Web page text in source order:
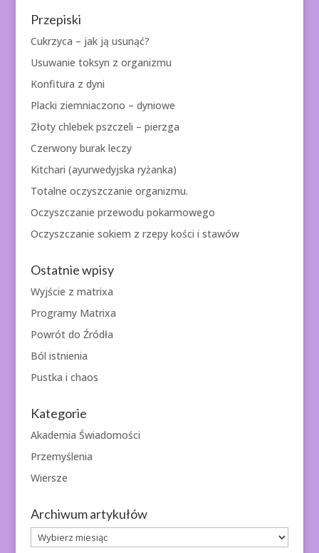
Przepiski
Cukrzyca – jak ją usunąć?
Usuwanie toksyn z organizmu
Konfitura z dyni
Placki ziemniaczono – dyniowe
Złoty chlebek pszczeli – pierzga
Czerwony burak leczy
Kitchari (ayurwedyjska ryżanka)
Totalne oczyszczanie organizmu.
Oczyszczanie przewodu pokarmowego
Oczyszczanie sokiem z rzepy kości i stawów
Ostatnie wpisy
Wyjście z matrixa
Programy Matrixa
Powrót do Źródła
Ból istnienia
Pustka i chaos
Kategorie
Akademia Świadomości
Przemyślenia
Wiersze
Archiwum artykułów
Archiwum